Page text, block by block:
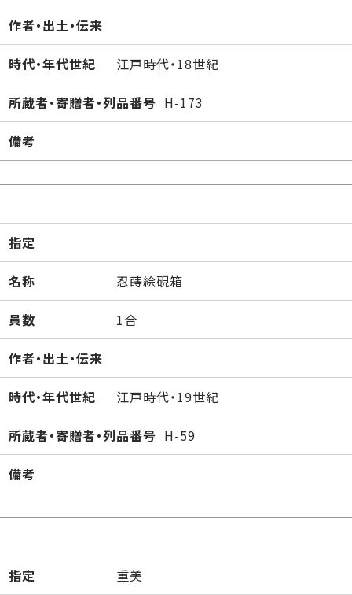
作者・出土・伝来
時代・年代世紀 江戸時代・18世紀
所蔵者・寄贈者・列品番号 H-173
備考
指定
名称 忍蒔絵硯箱
員数 1合
作者・出土・伝来
時代・年代世紀 江戸時代・19世紀
所蔵者・寄贈者・列品番号 H-59
備考
指定 重美